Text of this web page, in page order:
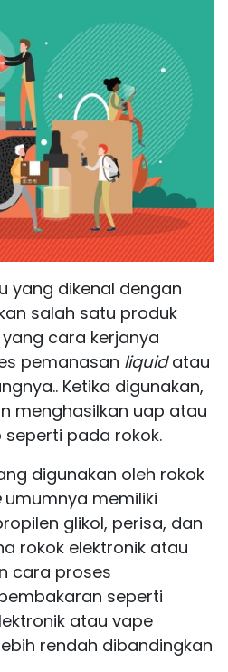
yang dikenal dengan
salah satu produk
cara kerjanya
pemanasan liquidatau
Ketika digunakan,
menghasilkan uap atau
pada rokok.
digunakan oleh rokok
umumnya memiliki
glikol, perisa, dan
rokok elektronik atau
cara proses
seperti
atau vape
rendah dibandingkan